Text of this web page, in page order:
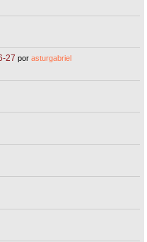
27 porasturgabriel